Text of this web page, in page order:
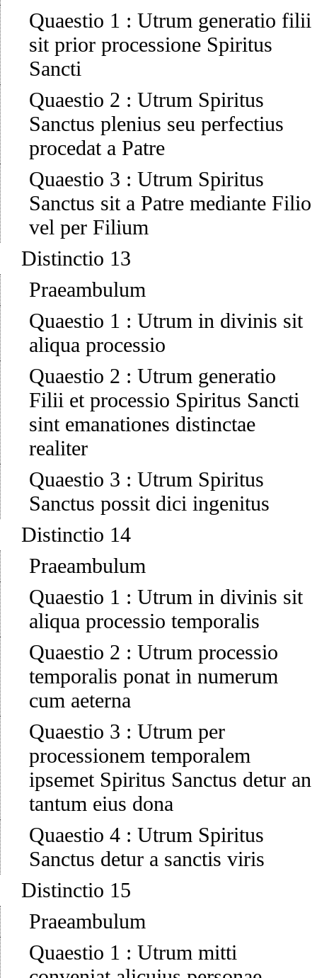
Quaestio 1 : Utrum generatio filii
sit prior processione Spiritus
Sancti
Quaestio 2 : Utrum Spiritus
Sanctus plenius seu perfectius
procedat a Patre
Quaestio 3 : Utrum Spiritus
Sanctus sit a Patre mediante Filio
vel per Filium
Distinctio 13
Praeambulum
Quaestio 1 : Utrum in divinis sit
aliqua processio
Quaestio 2 : Utrum generatio
Filii et processio Spiritus Sancti
sint emanationes distinctae
realiter
Quaestio 3 : Utrum Spiritus
Sanctus possit dici ingenitus
Distinctio 14
Praeambulum
Quaestio 1 : Utrum in divinis sit
aliqua processio temporalis
Quaestio 2 : Utrum processio
temporalis ponat in numerum
cum aeterna
Quaestio 3 : Utrum per
processionem temporalem
ipsemet Spiritus Sanctus detur an
tantum eius dona
Quaestio 4 : Utrum Spiritus
Sanctus detur a sanctis viris
Distinctio 15
Praeambulum
Quaestio 1 : Utrum mitti